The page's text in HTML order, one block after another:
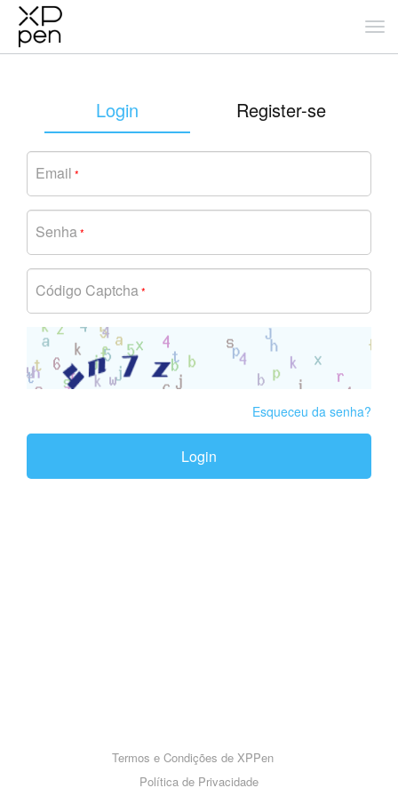
Login Register-se
Email *
Senha*
Código Captcha*
Esqueceu da senha?
Login
Termos e Condições de XPPen
Política de Privacidade